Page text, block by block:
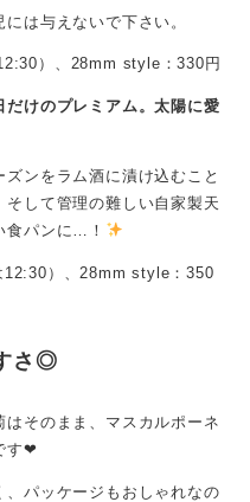
は与えないで下さい。
）、28mm style：330円
だけのプレミアム。太陽に愛
ンをラム酒に漬け込むこと
して管理の難しい自家製天
食パンに…！
12:30）、28mm style：350
さ◎
そのまま、マスカルポーネ
す❤︎
、パッケージもおしゃれなの